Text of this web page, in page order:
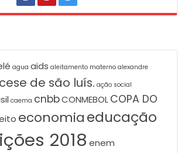
agua aids aleitamento materno alexandre
de são luís. ação social
caema cnbbCONMEBOLCOPA DO
economiaeducação
2018 enem